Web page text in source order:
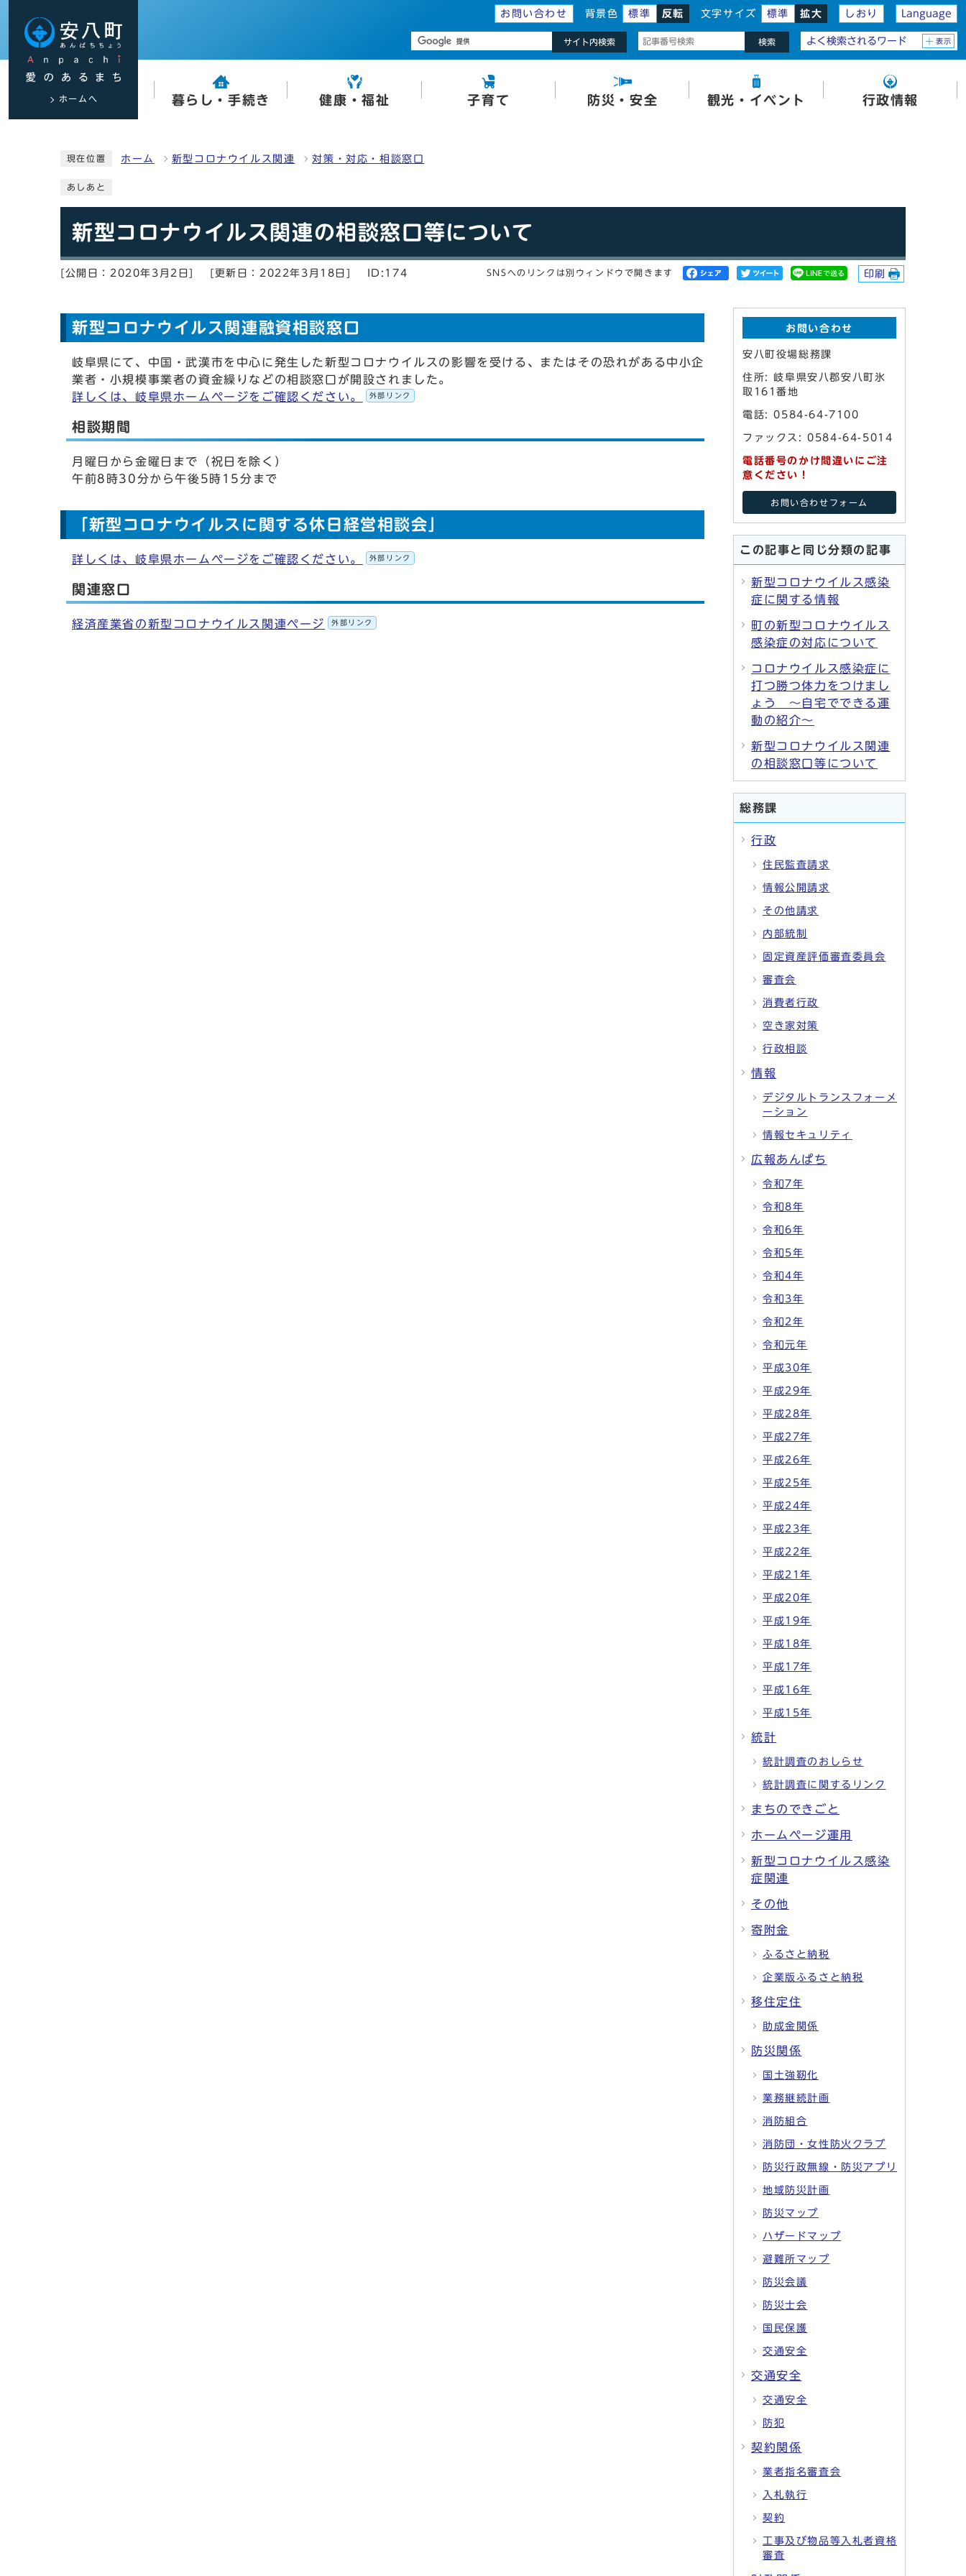
お問い合わせ 背景色 標準 反転 文字サイズ 標準 拡大 しおり Language
ホームへ
サイト内検索 検索 よく検索されるワード 表示
暮らし・手続き 健康・福祉 子育て 防災・安全 観光・イベント 行政情報
現在位置 ホーム 新型コロナウイルス関連 対策・対応・相談窓口
あしあと
新型コロナウイルス関連の相談窓口等について
[公開日：2020年3月2日] [更新日：2022年3月18日] ID:174 SNSへのリンクは別ウィンドウで開きます 印刷
新型コロナウイルス関連融資相談窓口
岐阜県にて、中国・武漢市を中心に発生した新型コロナウイルスの影響を受ける、またはその恐れがある中小企
業者・小規模事業者の資金繰りなどの相談窓口が開設されました。
詳しくは、岐阜県ホームページをご確認ください。
外部リンク
相談期間
月曜日から金曜日まで（祝日を除く）
午前8時30分から午後5時15分まで
「新型コロナウイルスに関する休日経営相談会」
詳しくは、岐阜県ホームページをご確認ください。 外部リンク
関連窓口
経済産業省の新型コロナウイルス関連ページ 外部リンク
お問い合わせ
安八町役場総務課
住所: 岐阜県安八郡安八町氷
取161番地
電話: 0584-64-7100
ファックス: 0584-64-5014
電話番号のかけ間違いにご注
意ください！
お問い合わせフォーム
この記事と同じ分類の記事
新型コロナウイルス感染
症に関する情報
町の新型コロナウイルス
感染症の対応について
コロナウイルス感染症に
打つ勝つ体力をつけまし
ょう ～自宅でできる運
動の紹介～
新型コロナウイルス関連
の相談窓口等について
総務課
行政
住民監査請求
情報公開請求
その他請求
内部統制
固定資産評価審査委員会
審査会
消費者行政
空き家対策
行政相談
情報
デジタルトランスフォーメ
ーション
情報セキュリティ
広報あんぱち
令和7年
令和8年
令和6年
令和5年
令和4年
令和3年
令和2年
令和元年
平成30年
平成29年
平成28年
平成27年
平成26年
平成25年
平成24年
平成23年
平成22年
平成21年
平成20年
平成19年
平成18年
平成17年
平成16年
平成15年
統計
統計調査のおしらせ
統計調査に関するリンク
まちのできごと
ホームページ運用
新型コロナウイルス感染
症関連
その他
寄附金
ふるさと納税
企業版ふるさと納税
移住定住
助成金関係
防災関係
国土強靭化
業務継続計画
消防組合
消防団・女性防火クラブ
防災行政無線・防災アプリ
地域防災計画
防災マップ
ハザードマップ
避難所マップ
防災会議
防災士会
国民保護
交通安全
交通安全
交通安全
防犯
契約関係
業者指名審査会
入札執行
契約
工事及び物品等入札者資格
審査